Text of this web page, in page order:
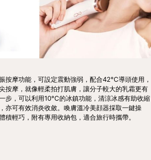
按摩功能，可設定震動強弱，配合42°C導頭使用，
按摩，就像輕柔拍打肌膚，讓分子較大的乳霜更有
步，可以利用10°C的冰鎮功能，清涼冰感有助收縮
亦可有效消炎收斂。喚膚溫冷美顔器採取一鍵操
積輕巧，附有專用收納包，適合旅行時攜帶。